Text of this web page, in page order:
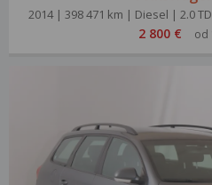
2014 | 398 471 km | Diesel | 2.0
2 800 € od